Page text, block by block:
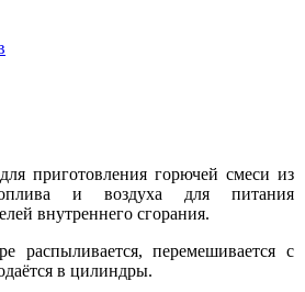
приготовления горючей смеси из
и воздуха для питания
внутреннего сгорания.
распыливается, перемешивается с
в цилиндры.